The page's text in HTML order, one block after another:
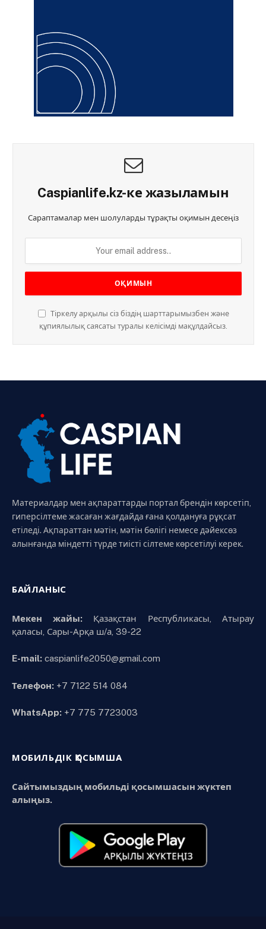
Caspianlife.kz-ке жазыламын
Сараптамалар мен шолуларды тұрақты оқимын десеңіз
Тіркелу арқылы сіз біздің шарттарымызбен және
құпиялылық саясаты туралы келісімді мақұлдайсыз.
Материалдар мен ақпараттарды портал брендін көрсетіп,
гиперсілтеме жасаған жағдайда ғана қолдануға рұқсат
етіледі. Ақпараттан мәтін, мәтін бөлігі немесе дәйексөз
алынғанда міндетті түрде тиісті сілтеме көрсетілуі керек.
БАЙЛАНЫС
Мекен жайы:Қазақстан Республикасы, Атырау
қаласы, Сары-Арқа ш/а, 39-22
E-mail: caspianlife2050@gmail.com
Телефон: +7 7122 514 084
WhatsApp: +7 775 7723003
МОБИЛЬДІК ҚОСЫМША
Сайтымыздың мобильді қосымшасын жүктеп
алыңыз.